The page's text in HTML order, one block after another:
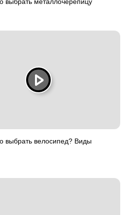
выбрать велосипед? Виды